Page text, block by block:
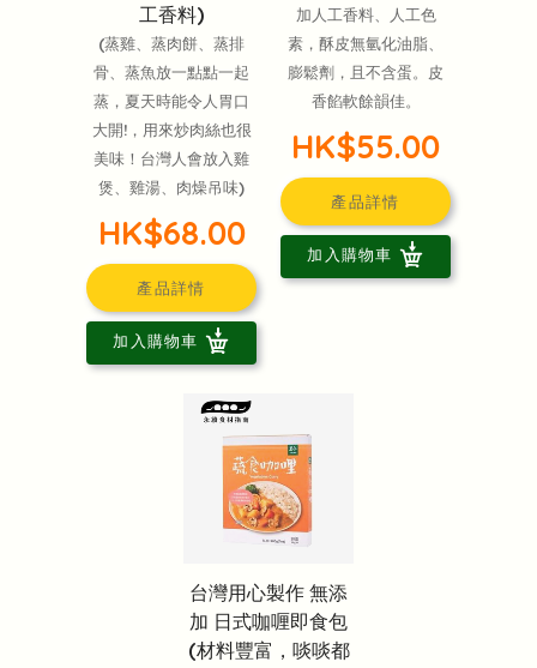
工香料)
(蒸雞、蒸肉餅、蒸排
骨、蒸魚放一點點一起
蒸，夏天時能令人胃口
大開!，用來炒肉絲也很
美味！台灣人會放入雞
煲、雞湯、肉燥吊味)
HK$68.00
產品詳情
加入購物車
加人工香料、人工色
素，酥皮無氫化油脂、
膨鬆劑，且不含蛋。皮
香餡軟餘韻佳。
HK$55.00
產品詳情
加入購物車
台灣用心製作 無添
加 日式咖喱即食包
(材料豐富，啖啖都